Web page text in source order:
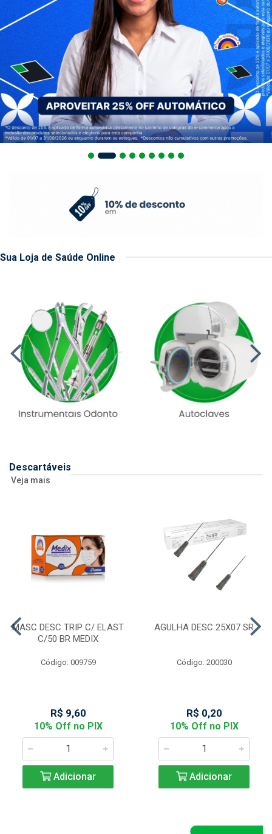
Sua Loja de Saúde Online
Descartáveis
Veja mais
MASC DESC TRIP C/ ELAST
C/50 BR MEDIX
Código: 009759
R$ 9,60
10% Off no PIX
Adicionar
AGULHA DESC 25X07 SR
Código: 200030
R$ 0,20
10% Off no PIX
Adicionar